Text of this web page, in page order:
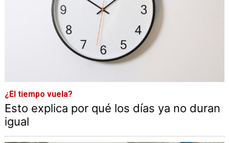
¿El tiempo vuela?
Esto explica por qué los días ya no duran
igual